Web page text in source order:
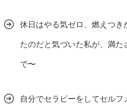
休日はやる気ゼロ、燃えつき
たのだと気づいた私が、満た
で〜
自分でセラピーをしてセルフ